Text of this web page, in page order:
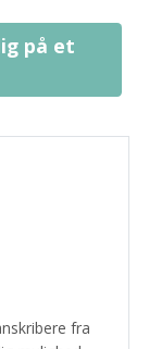
på et
fra